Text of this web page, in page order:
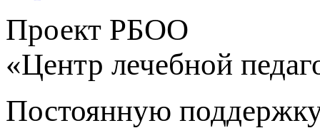
Проект РБОО
«Центр лечебной
Постоянную